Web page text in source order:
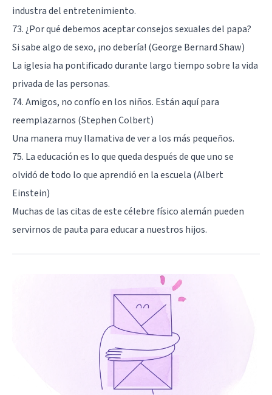
industra del entretenimiento.
73. ¿Por qué debemos aceptar consejos sexuales del papa?
Si sabe algo de sexo, ¡no debería! (George Bernard Shaw)
La iglesia ha pontificado durante largo tiempo sobre la vida
privada de las personas.
74. Amigos, no confío en los niños. Están aquí para
reemplazarnos (Stephen Colbert)
Una manera muy llamativa de ver a los más pequeños.
75. La educación es lo que queda después de que uno se
olvidó de todo lo que aprendió en la escuela (Albert
Einstein)
Muchas de las citas de este célebre físico alemán pueden
servirnos de pauta para educar a nuestros hijos.